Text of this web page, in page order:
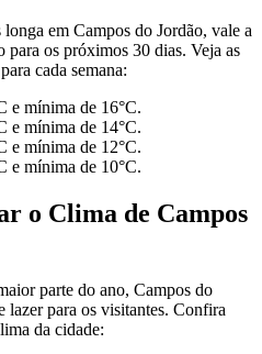
em Campos do Jordão, vale a
para os próximos 30 dias. Veja as
cada semana:
e mínima de 16°C.
e mínima de 14°C.
e mínima de 12°C.
e mínima de 10°C.
o Clima de Campos
parte do ano, Campos do
lazer para os visitantes. Confira
da cidade: